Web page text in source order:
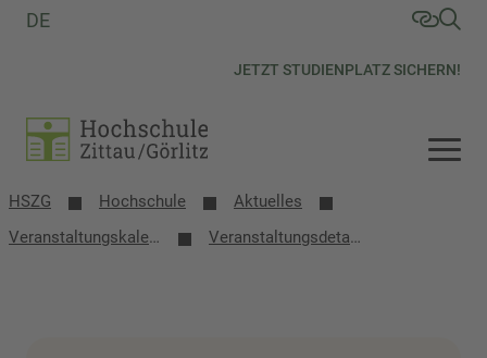
JETZT STUDIENPLATZ SICHERN!
DE
HSZG Hochschule
Aktuelles
Veranstaltungs­kalender
Veranstaltungsdetails